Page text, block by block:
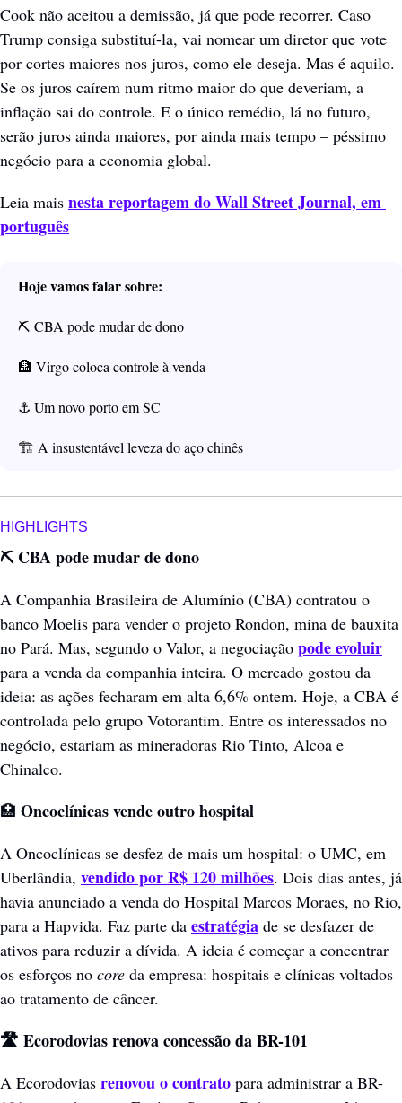
Cook não aceitou a demissão, já que pode recorrer. Caso
Trump consiga substituí-la, vai nomear um diretor que vote
por cortes maiores nos juros, como ele deseja. Mas é aquilo.
Se os juros caírem num ritmo maior do que deveriam, a
inflação sai do controle. E o único remédio, lá no futuro,
serão juros ainda maiores, por ainda mais tempo – péssimo
negócio para a economia global.
Leia mais nesta reportagem do Wall Street Journal, em
português
Hoje vamos falar sobre:
⛏️ CBA pode mudar de dono
🏦 Virgo coloca controle à venda
⚓ Um novo porto em SC
🏗️ A insustentável leveza do aço chinês
HIGHLIGHTS
⛏️ CBA pode mudar de dono
A Companhia Brasileira de Alumínio (CBA) contratou o
banco Moelis para vender o projeto Rondon, mina de bauxita
no Pará. Mas, segundo o Valor, a negociação pode evoluir
para a venda da companhia inteira. O mercado gostou da
ideia: as ações fecharam em alta 6,6% ontem. Hoje, a CBA é
controlada pelo grupo Votorantim. Entre os interessados no
negócio, estariam as mineradoras Rio Tinto, Alcoa e
Chinalco.
🏥 Oncoclínicas vende outro hospital
A Oncoclínicas se desfez de mais um hospital: o UMC, em
Uberlândia, vendido por R$ 120 milhões. Dois dias antes, já
havia anunciado a venda do Hospital Marcos Moraes, no Rio,
para a Hapvida. Faz parte da estratégia de se desfazer de
ativos para reduzir a dívida. A ideia é começar a concentrar
os esforços no core da empresa: hospitais e clínicas voltados
ao tratamento de câncer.
🛣️ Ecorodovias renova concessão da BR-101
A Ecorodovias renovou o contrato para administrar a BR-